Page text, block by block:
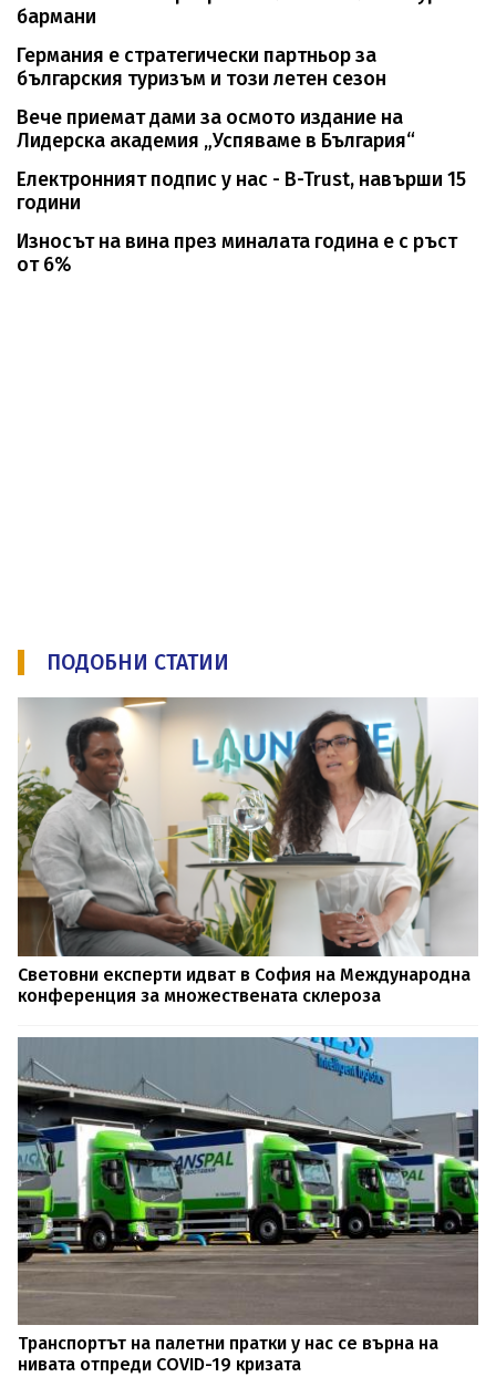
бармани
Германия е стратегически партньор за
българския туризъм и този летен сезон
Вече приемат дами за осмото издание на
Лидерска академия „Успяваме в България“
Електронният подпис у нас - B-Trust, навърши 15
години
Износът на вина през миналата година е с ръст
от 6%
ПОДОБНИ СТАТИИ
Световни експерти идват в София на Международна
конференция за множествената склероза
Транспортът на палетни пратки у нас се върна на
нивата отпреди COVID-19 кризата